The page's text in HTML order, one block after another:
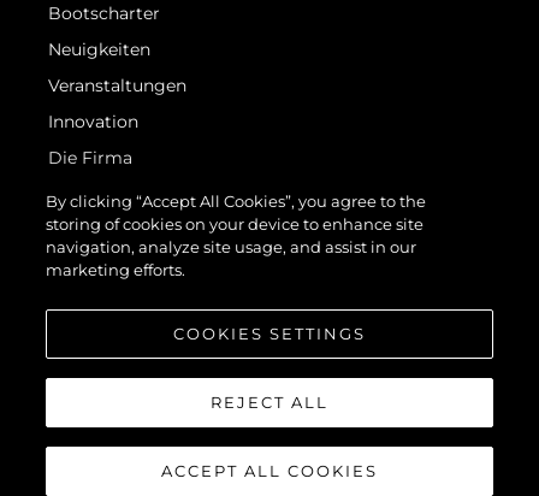
Bootscharter
Neuigkeiten
Veranstaltungen
Innovation
Die Firma
Das Team
Lifestyle
Geschichte
© 2026 Sunseeker London Group.Alle Rechte vorbehalten.
By clicking “Accept All Cookies”, you agree to the
storing of cookies on your device to enhance site
navigation, analyze site usage, and assist in our
marketing efforts.
COOKIES SETTINGS
REJECT ALL
ACCEPT ALL COOKIES